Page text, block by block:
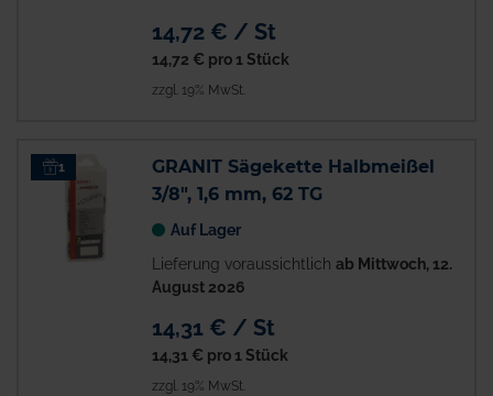
14,72 € / St
14,72 € pro 1 Stück
zzgl. 19% MwSt.
1
GRANIT Sägekette Halbmeißel
3/8", 1,6 mm, 62 TG
Auf Lager
Lieferung voraussichtlich ab Mittwoch, 12.
August 2026
14,31 € / St
14,31 € pro 1 Stück
zzgl. 19% MwSt.